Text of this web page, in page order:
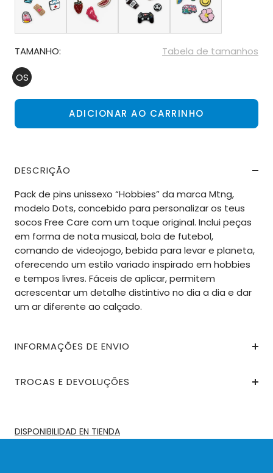
TAMANHO: Tabela de tamanhos
OS
ADICIONAR AO CARRINHO
DESCRIÇÃO
Pack de pins unissexo “Hobbies” da marca Mtng,
modelo Dots, concebido para personalizar os teus
socos Free Care com um toque original. Inclui peças
em forma de nota musical, bola de futebol,
comando de videojogo, bebida para levar e planeta,
oferecendo um estilo variado inspirado em hobbies
e tempos livres. Fáceis de aplicar, permitem
acrescentar um detalhe distintivo no dia a dia e dar
um ar diferente ao calçado.
INFORMAÇÕES DE ENVIO
TROCAS E DEVOLUÇÕES
DISPONIBILIDAD EN TIENDA